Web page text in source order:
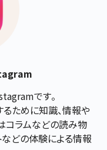
です。
ために知識、情報や
コラムなどの読み物
などの体験による情報